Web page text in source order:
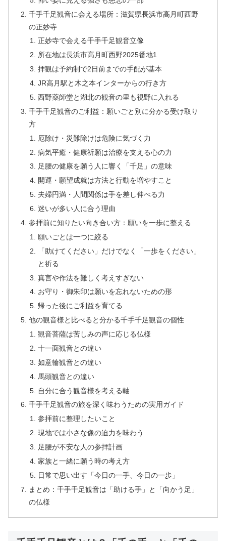
千手千足観音に会える場所：滋賀県長浜市高月町西野
の正妙寺
正妙寺で会える千手千足観音立像
所在地は長浜市高月町西野2025番地1
拝観は予約制で2日前までの手配が基本
JR高月駅と木之本インターからの行き方
西野薬師堂と湖北の観音の里も視野に入れる
千手千足観音のご利益：願いごと別に分かる受け取り
方
厄除け・災難除けは危険に気づく力
病気平癒・健康祈願は治療を支える心の力
足腰の健康を願う人に響く「千足」の意味
開運・願望成就は方法と行動を増やすこと
夫婦円満・人間関係は手を差し伸べる力
迷いが多い人に合う理由
参拝前に知りたい向き合い方：願いを一歩に整える
願いごとは一つに絞る
「助けてください」だけでなく「一歩をください」
と祈る
真言や作法を難しく考えすぎない
お守り・御朱印は願いを忘れないための形
帰った後にご利益を育てる
他の観音様と比べると分かる千手千足観音の個性
観音菩薩は苦しみの声に応じる仏様
十一面観音との違い
如意輪観音との違い
馬頭観音との違い
自分に合う観音様を考える軸
千手千足観音の旅を深く味わうための実用ガイド
参拝前に整理したいこと
現地では小さな像の迫力を味わう
足腰が不安な人の参拝計画
家族と一緒に願う時の考え方
日常で思い出す「今日の一手、今日の一歩」
まとめ：千手千足観音は「助ける手」と「向かう足」
の仏様